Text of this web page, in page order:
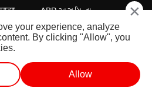
ABP અસ્મિતા
ABP நாடு ABP దేశం
×
your experience, analyze
By clicking "Allow", you
Allow